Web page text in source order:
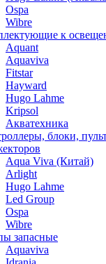
Ospa
Wibre
к
Aquant
Aquaviva
Fitstar
Hayward
Hugo Lahme
Kripsol
Акватехника
блоки,
Aqua Viva (Китай)
Arlight
Hugo Lahme
Led Group
Ospa
Wibre
запасные
Aquaviva